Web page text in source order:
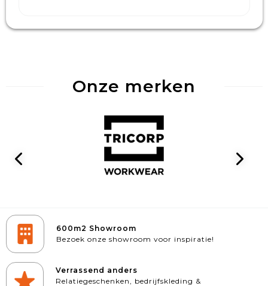
Onze merken
600m2 Showroom
Bezoek onze showroom voor inspiratie!
Verrassend anders
Relatiegeschenken, bedrijfskleding &